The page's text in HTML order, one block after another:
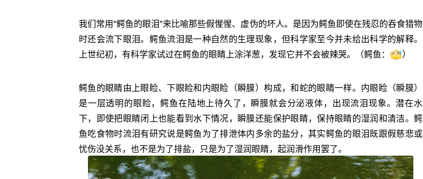
我们常用"鳄鱼的眼泪"来比喻那些假惺惺、虚伪的坏人。是因为鳄鱼即使在残忍的吞食猎物
时还会流下眼泪。鳄鱼流泪是一种自然的生理现象，但科学家至今并未给出科学的解释。
上世纪初，有科学家试过在鳄鱼的眼睛上涂洋葱，发现它并不会被辣哭。（鳄鱼‬：
）
鳄鱼的眼睛由上眼睑、下眼睑和内眼睑（瞬膜）构成，和蛇的眼睛一样。内眼睑（瞬膜）
是一层透明的眼睑，鳄鱼在陆地上待久了，瞬膜就会分泌液体，出现流泪现象。潜在水
下，即使把眼睛闭上也能看到水下情况，瞬膜还能保护眼睛，保持眼睛的湿润和清洁。鳄
鱼吃食物时流泪有研究说是鳄鱼为了排泄体内多余的盐分，其实鳄鱼的眼泪既跟假慈悲或
忧伤没关系，也不是为了排盐，只是为了湿润眼睛，起润滑作用罢了。